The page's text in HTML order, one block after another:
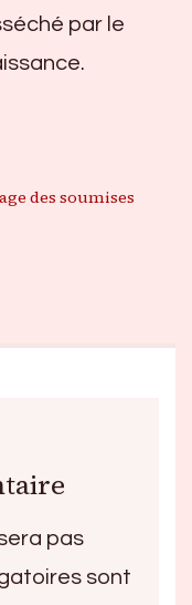
par le
des soumises
pas
sont